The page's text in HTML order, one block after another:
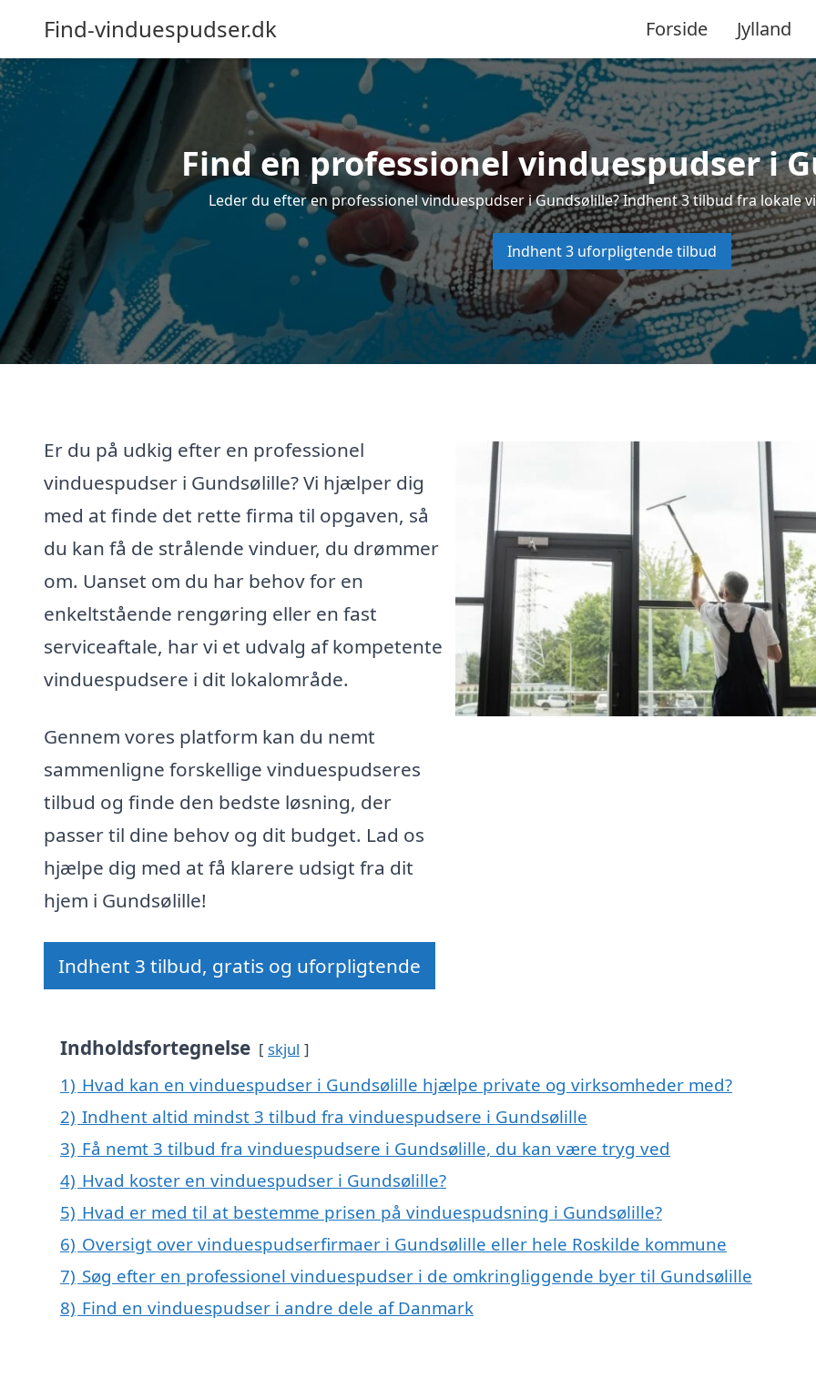
Find-vinduespudser.dk Forside Jylland
Find en professionel vinduespudser i
Leder du efter en professionel vinduespudser i Gundsølille? Indhent 3 tilbud fra lokale
Indhent 3 uforpligtende tilbud
Er du på udkig efter en professionel
vinduespudser i Gundsølille? Vi hjælper dig
med at finde det rette firma til opgaven, så
du kan få de strålende vinduer, du drømmer
om. Uanset om du har behov for en
enkeltstående rengøring eller en fast
serviceaftale, har vi et udvalg af kompetente
vinduespudsere i dit lokalområde.
Gennem vores platform kan du nemt
sammenligne forskellige vinduespudseres
tilbud og finde den bedste løsning, der
passer til dine behov og dit budget. Lad os
hjælpe dig med at få klarere udsigt fra dit
hjem i Gundsølille!
Indhent 3 tilbud, gratis og uforpligtende
Indholdsfortegnelse skjul
1) Hvad kan en vinduespudser i Gundsølille hjælpe private og virksomheder med?
2) Indhent altid mindst 3 tilbud fra vinduespudsere i Gundsølille
3) Få nemt 3 tilbud fra vinduespudsere i Gundsølille, du kan være tryg ved
4) Hvad koster en vinduespudser i Gundsølille?
5) Hvad er med til at bestemme prisen på vinduespudsning i Gundsølille?
6) Oversigt over vinduespudserfirmaer i Gundsølille eller hele Roskilde kommune
7) Søg efter en professionel vinduespudser i de omkringliggende byer til Gundsølille
8) Find en vinduespudser i andre dele af Danmark